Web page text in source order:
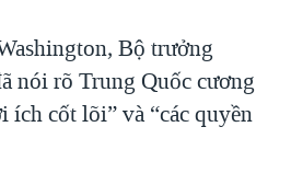
Bộ trưởng
nói rõ Trung Quốc cương
ích cốt lõi” và “các quyền